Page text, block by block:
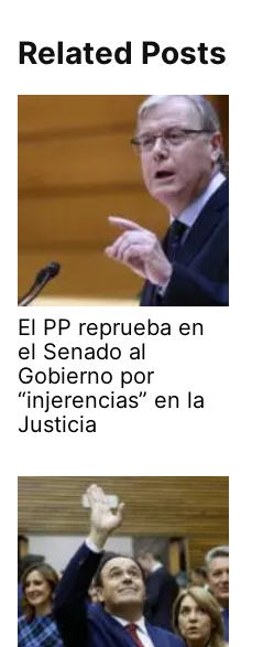
Related Posts
El PP reprueba en
el Senado al
Gobierno por
“injerencias” en la
Justicia